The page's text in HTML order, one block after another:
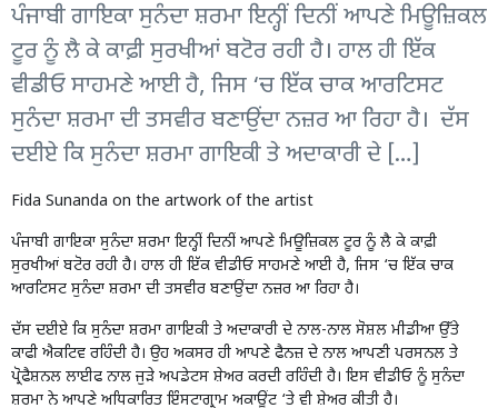
ਪੰਜਾਬੀ ਗਾਇਕਾ ਸੁਨੰਦਾ ਸ਼ਰਮਾ ਇਨ੍ਹੀਂ ਦਿਨੀਂ ਆਪਣੇ ਮਿਊਜ਼ਿਕਲ
ਟੂਰ ਨੂੰ ਲੈ ਕੇ ਕਾਫ਼ੀ ਸੁਰਖੀਆਂ ਬਟੋਰ ਰਹੀ ਹੈ। ਹਾਲ ਹੀ ਇੱਕ
ਵੀਡੀਓ ਸਾਹਮਣੇ ਆਈ ਹੈ, ਜਿਸ ‘ਚ ਇੱਕ ਚਾਕ ਆਰਟਿਸਟ
ਸੁਨੰਦਾ ਸ਼ਰਮਾ ਦੀ ਤਸਵੀਰ ਬਣਾਉਂਦਾ ਨਜ਼ਰ ਆ ਰਿਹਾ ਹੈ। ਦੱਸ
ਦਈਏ ਕਿ ਸੁਨੰਦਾ ਸ਼ਰਮਾ ਗਾਇਕੀ ਤੇ ਅਦਾਕਾਰੀ ਦੇ […]
Fida Sunanda on the artwork of the artist
ਪੰਜਾਬੀ ਗਾਇਕਾ ਸੁਨੰਦਾ ਸ਼ਰਮਾ ਇਨ੍ਹੀਂ ਦਿਨੀਂ ਆਪਣੇ ਮਿਊਜ਼ਿਕਲ ਟੂਰ ਨੂੰ ਲੈ ਕੇ ਕਾਫ਼ੀ
ਸੁਰਖੀਆਂ ਬਟੋਰ ਰਹੀ ਹੈ। ਹਾਲ ਹੀ ਇੱਕ ਵੀਡੀਓ ਸਾਹਮਣੇ ਆਈ ਹੈ, ਜਿਸ ‘ਚ ਇੱਕ ਚਾਕ
ਆਰਟਿਸਟ ਸੁਨੰਦਾ ਸ਼ਰਮਾ ਦੀ ਤਸਵੀਰ ਬਣਾਉਂਦਾ ਨਜ਼ਰ ਆ ਰਿਹਾ ਹੈ।
ਦੱਸ ਦਈਏ ਕਿ ਸੁਨੰਦਾ ਸ਼ਰਮਾ ਗਾਇਕੀ ਤੇ ਅਦਾਕਾਰੀ ਦੇ ਨਾਲ-ਨਾਲ ਸੋਸ਼ਲ ਮੀਡੀਆ ਉੱਤੇ
ਕਾਫੀ ਐਕਟਿਵ ਰਹਿੰਦੀ ਹੈ। ਉਹ ਅਕਸਰ ਹੀ ਆਪਣੇ ਫੈਨਜ਼ ਦੇ ਨਾਲ ਆਪਣੀ ਪਰਸਨਲ ਤੇ
ਪ੍ਰੋਫੈਸ਼ਨਲ ਲਾਈਫ ਨਾਲ ਜੁੜੇ ਅਪਡੇਟਸ ਸ਼ੇਅਰ ਕਰਦੀ ਰਹਿੰਦੀ ਹੈ। ਇਸ ਵੀਡੀਓ ਨੂੰ ਸੁਨੰਦਾ
ਸ਼ਰਮਾ ਨੇ ਆਪਣੇ ਅਧਿਕਾਰਿਤ ਇੰਸਟਾਗ੍ਰਾਮ ਅਕਾਊਂਟ ‘ਤੇ ਵੀ ਸ਼ੇਅਰ ਕੀਤੀ ਹੈ।